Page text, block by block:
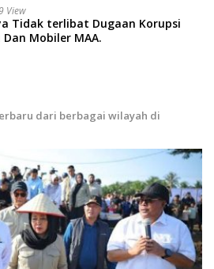
View
Tidak terlibat Dugaan Korupsi
Mobiler MAA.
dari berbagai wilayah di